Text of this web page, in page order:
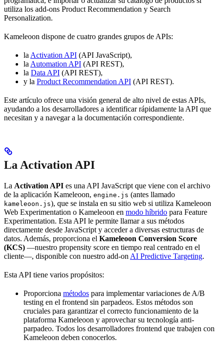
utiliza los add-ons Product Recommendation y Search
Personalization.
Kameleoon dispone de cuatro grandes grupos de APIs:
la Activation API (API JavaScript),
la Automation API (API REST),
la Data API (API REST),
y la Product Recommendation API (API REST).
Este artículo ofrece una visión general de alto nivel de estas APIs,
ayudando a los desarrolladores a identificar rápidamente la API que
necesitan y a navegar a la documentación correspondiente.
La Activation API
La Activation API es una API JavaScript que viene con el archivo
de la aplicación Kameleoon, engine.js (antes llamado
kameleoon.js), que se instala en su sitio web si utiliza Kameleoon
Web Experimentation o Kameleoon en modo híbrido para Feature
Experimentation. Esta API le permite llamar a sus métodos
directamente desde JavaScript y acceder a diversas estructuras de
datos. Además, proporciona el Kameleoon Conversion Score
(KCS) —nuestro propensity score en tiempo real centrado en el
cliente—, disponible con nuestro add-on AI Predictive Targeting.
Esta API tiene varios propósitos:
Proporciona métodos para implementar variaciones de A/B
testing en el frontend sin parpadeos. Estos métodos son
cruciales para garantizar el correcto funcionamiento de la
plataforma Kameleoon y aprovechar su tecnología anti-
parpadeo. Todos los desarrolladores frontend que trabajen con
Kameleoon deben conocerlos.